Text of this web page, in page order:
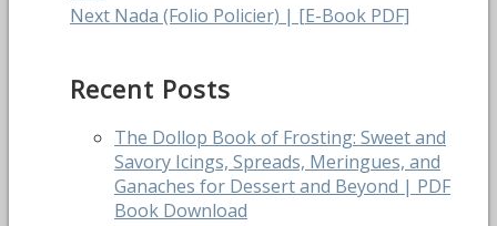
navigation
Next Next
Nada (Folio Policier) | [E-Book PDF]
Recent Posts
The Dollop Book of Frosting: Sweet and
Savory Icings, Spreads, Meringues, and
Ganaches for Dessert and Beyond | PDF
Book Download